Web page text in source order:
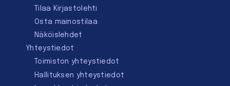
Tilaa Kirjastolehti
Osta mainostilaa
Näköislehdet
Yhteystiedot
Toimiston yhteystiedot
Hallituksen yhteystiedot